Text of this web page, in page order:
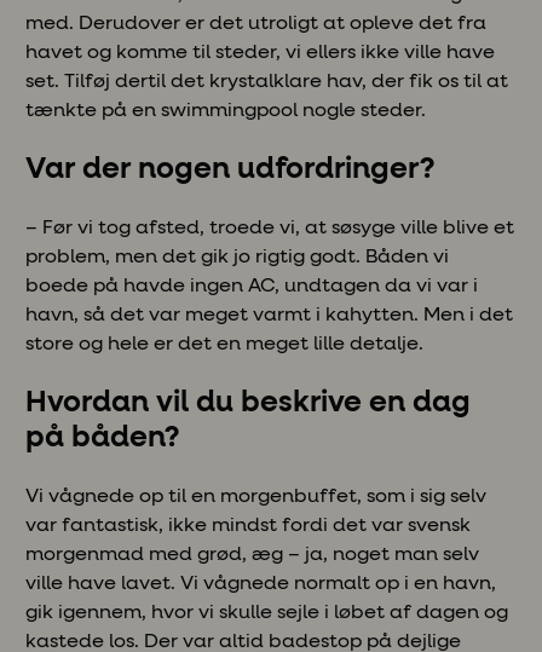
med. Derudover er det utroligt at opleve det fra
havet og komme til steder, vi ellers ikke ville have
set. Tilføj dertil det krystalklare hav, der fik os til at
tænkte på en swimmingpool nogle steder.
Var der nogen udfordringer?
– Før vi tog afsted, troede vi, at søsyge ville blive et
problem, men det gik jo rigtig godt. Båden vi
boede på havde ingen AC, undtagen da vi var i
havn, så det var meget varmt i kahytten. Men i det
store og hele er det en meget lille detalje.
Hvordan vil du beskrive en dag
på båden?
Vi vågnede op til en morgenbuffet, som i sig selv
var fantastisk, ikke mindst fordi det var svensk
morgenmad med grød, æg – ja, noget man selv
ville have lavet. Vi vågnede normalt op i en havn,
gik igennem, hvor vi skulle sejle i løbet af dagen og
kastede los. Der var altid badestop på dejlige